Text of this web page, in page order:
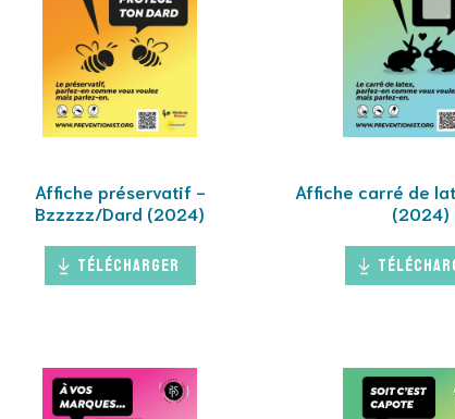
Affiche préservatif -
Bzzzzz/Dard (2024)
Télécharger
Affiche carré de
(2024)